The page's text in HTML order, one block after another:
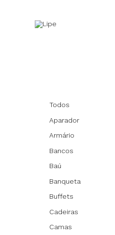
Todos
Aparador
Armário
Bancos
Baú
Banqueta
Buffets
Cadeiras
Camas